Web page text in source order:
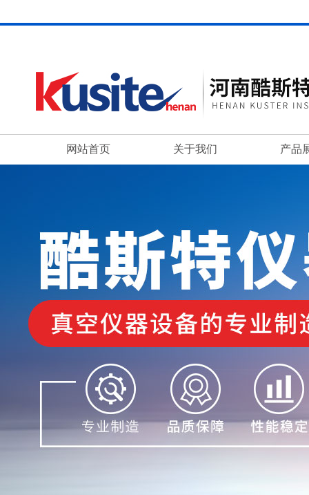
网站首页 关于我们 产品